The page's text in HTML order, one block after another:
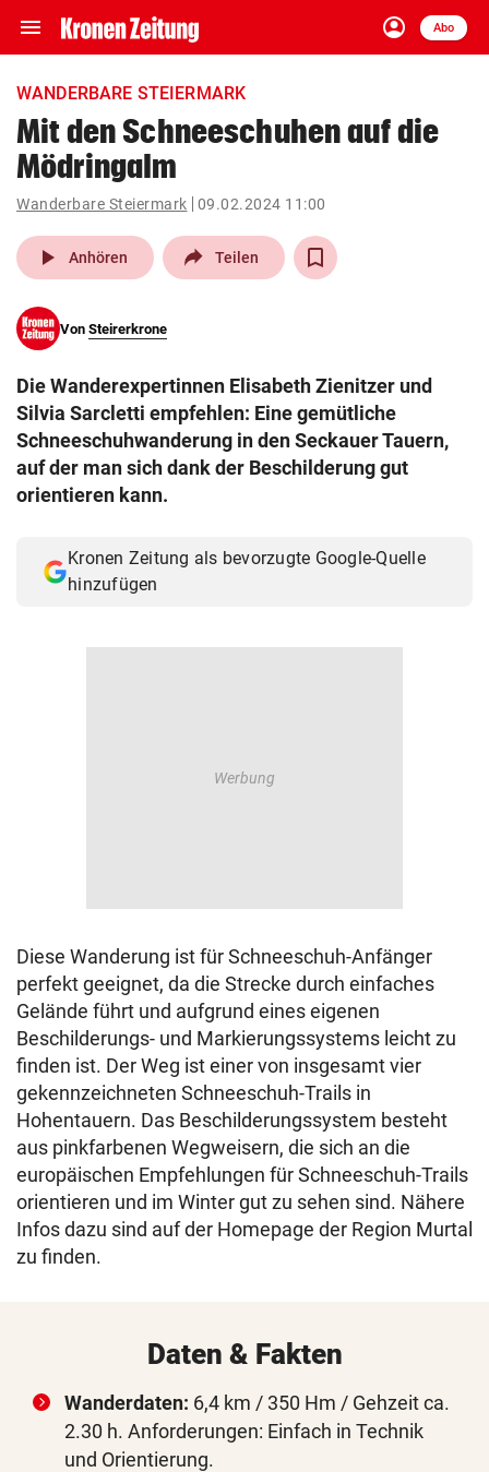
menu Navigation
ein-/ausklappen
account_circle
Anmelden
Abo
close Schließen
account_circle Anmelden
pin_drop
Wien arrow_right
search
eingeben
WANDERBARE STEIERMARK
Mit den Schneeschuhen auf die
Mödringalm
Wanderbare Steiermark 09.02.2024 11:00
play_arrow Anhören Teilen
Von Steirerkrone
Die Wanderexpertinnen Elisabeth Zienitzer und
Silvia Sarcletti empfehlen: Eine gemütliche
Schneeschuhwanderung in den Seckauer Tauern,
auf der man sich dank der Beschilderung gut
orientieren kann.
Kronen Zeitung als bevorzugte Google-Quelle
hinzufügen
Diese Wanderung ist für Schneeschuh-Anfänger
perfekt geeignet, da die Strecke durch einfaches
Gelände führt und aufgrund eines eigenen
Beschilderungs- und Markierungssystems leicht zu
finden ist. Der Weg ist einer von insgesamt vier
gekennzeichneten Schneeschuh-Trails in
Hohentauern. Das Beschilderungssystem besteht
aus pinkfarbenen Wegweisern, die sich an die
europäischen Empfehlungen für Schneeschuh-Trails
orientieren und im Winter gut zu sehen sind. Nähere
Infos dazu sind auf der Homepage der Region Murtal
zu finden.
Daten & Fakten
Wanderdaten: 6,4 km / 350 Hm / Gehzeit ca.
2.30 h. Anforderungen: Einfach in Technik
und Orientierung.